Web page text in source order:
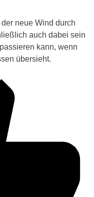
neue Wind durch
auch dabei sein
kann, wenn
übersieht.